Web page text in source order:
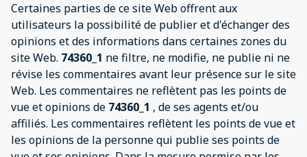
Certaines parties de ce site Web offrent aux
utilisateurs la possibilité de publier et d'échanger des
opinions et des informations dans certaines zones du
site Web. 74360_1 ne filtre, ne modifie, ne publie ni ne
révise les commentaires avant leur présence sur le site
Web. Les commentaires ne reflètent pas les points de
vue et opinions de 74360_1 , de ses agents et/ou
affiliés. Les commentaires reflètent les points de vue et
les opinions de la personne qui publie ses points de